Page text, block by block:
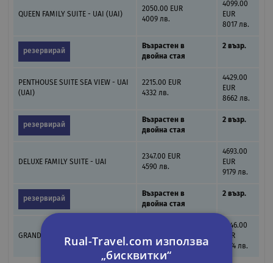
QUEEN FAMILY SUITE - UAI (UAI)
2050.00 EUR
4009 лв.
4099.00
EUR
8017 лв.
резервирай
Възрастен в
двойна стая
2 възр.
PENTHOUSE SUITE SEA VIEW - UAI
(UAI)
2215.00 EUR
4332 лв.
4429.00
EUR
8662 лв.
резервирай
Възрастен в
двойна стая
2 възр.
DELUXE FAMILY SUITE - UAI
2347.00 EUR
4590 лв.
4693.00
EUR
9179 лв.
резервирай
Възрастен в
двойна стая
2 възр.
GRAND RESIDENCE - UAI (UAI)
4837 лв.
4946.00
EUR
9674 лв.
Rual-Travel.com използва
„бисквитки“